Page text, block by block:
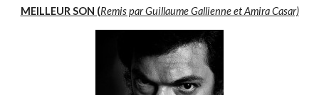
MEILLEUR SON (Remis par Guillaume Gallienne et Amira Casar)